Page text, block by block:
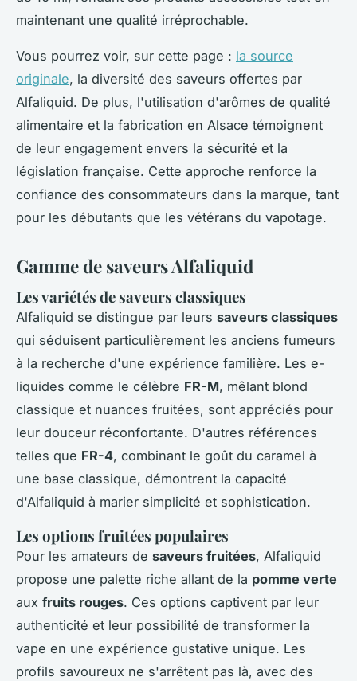
maintenant une qualité irréprochable.
Vous pourrez voir, sur cette page : la source
originale, la diversité des saveurs offertes par
Alfaliquid. De plus, l'utilisation d'arômes de qualité
alimentaire et la fabrication en Alsace témoignent
de leur engagement envers la sécurité et la
législation française. Cette approche renforce la
confiance des consommateurs dans la marque, tant
pour les débutants que les vétérans du vapotage.
Gamme de saveurs Alfaliquid
Les variétés de saveurs classiques
Alfaliquid se distingue par leurs saveurs classiques
qui séduisent particulièrement les anciens fumeurs
à la recherche d'une expérience familière. Les e-
liquides comme le célèbre FR-M, mêlant blond
classique et nuances fruitées, sont appréciés pour
leur douceur réconfortante. D'autres références
telles que FR-4, combinant le goût du caramel à
une base classique, démontrent la capacité
d'Alfaliquid à marier simplicité et sophistication.
Les options fruitées populaires
Pour les amateurs de saveurs fruitées, Alfaliquid
propose une palette riche allant de la pomme verte
aux fruits rouges. Ces options captivent par leur
authenticité et leur possibilité de transformer la
vape en une expérience gustative unique. Les
profils savoureux ne s'arrêtent pas là, avec des